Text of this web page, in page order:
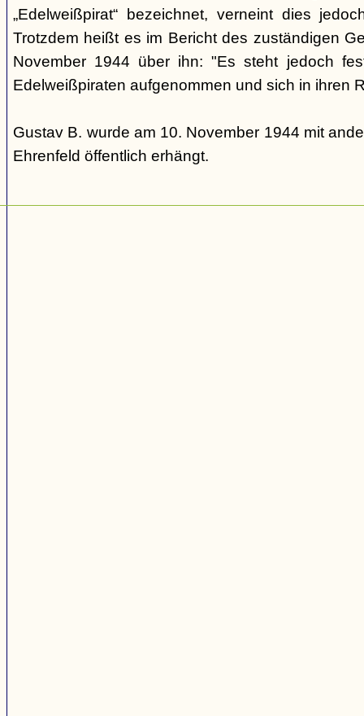
„Edelweißpirat“ bezeichnet, verneint dies
Trotzdem heißt es im Bericht des zuständigen
November 1944 über ihn: "Es steht jedoch
Edelweißpiraten aufgenommen und sich in ihren
Gustav B. wurde am 10. November 1944 mit
Ehrenfeld öffentlich erhängt.